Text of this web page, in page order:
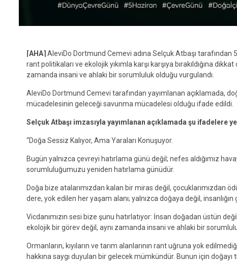
⌈AHA⌉AleviDo Dortmund Cemevi adına Selçuk Atbaşı tarafından
rant politikaları ve ekolojik yıkımla karşı karşıya bırakıldığına
zamanda insani ve ahlaki bir sorumluluk olduğu vurgulandı.
AleviDo Dortmund Cemevi tarafından yayımlanan açıklamada,
mücadelesinin geleceği savunma mücadelesi olduğu ifade edildi.
Selçuk Atbaşı imzasıyla yayımlanan açıklamada şu ifadelere
“Doğa Sessiz Kalıyor, Ama Yaraları Konuşuyor.
Bugün yalnızca çevreyi hatırlama günü değil; nefes aldığımız
sorumluluğumuzu yeniden hatırlama günüdür.
Doğa bize atalarımızdan kalan bir miras değil, çocuklarımızdan
dere, yok edilen her yaşam alanı; yalnızca doğaya değil,
Vicdanımızın sesi bize şunu hatırlatıyor: İnsan doğadan üstün
ekolojik bir görev değil, aynı zamanda insani ve ahlaki bir
Ormanların, kıyıların ve tarım alanlarının rant uğruna yok
hakkına saygı duyulan bir gelecek mümkündür. Bunun için